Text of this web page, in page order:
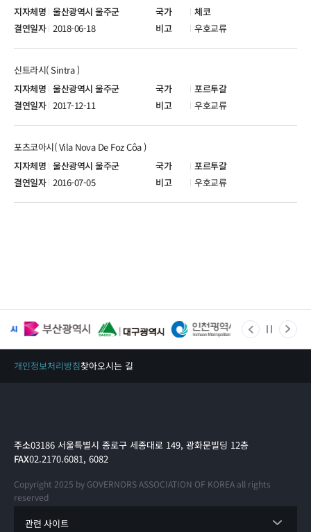
울산광역시 울주군 체코
2018-06-18 우호교류
울산광역시 울주군 포르투갈
신트라시( Sintra )
2017-12-11 우호교류
울산광역시 울주군 포르투갈
포츠코아시( Vila Nova De Foz Côa )
2016-07-05 우호교류
개인정보처리방침찾아오시는 길
관련 사이트
주소03186 서울특별시 종로구 세종대로 149, 광화문빌딩 12층
FAX02.2170.6081, 6082
Copyright 2025 by GOVERNORS ASSOCIATION OF KOREA all rights
reserved